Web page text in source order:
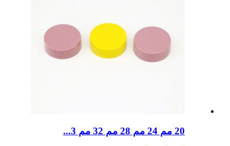
20 مم 24 مم 28 مم 32 مم 3...